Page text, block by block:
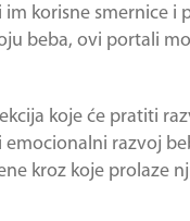
korisne smernice i
beba, ovi portali
koje će pratiti
razvoj
kroz koje prolaze